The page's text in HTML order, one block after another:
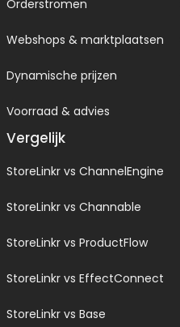
Orderstromen
Webshops & marktplaatsen
Dynamische prijzen
Voorraad & advies
Vergelijk
StoreLinkr vs ChannelEngine
StoreLinkr vs Channable
StoreLinkr vs ProductFlow
StoreLinkr vs EffectConnect
StoreLinkr vs Base